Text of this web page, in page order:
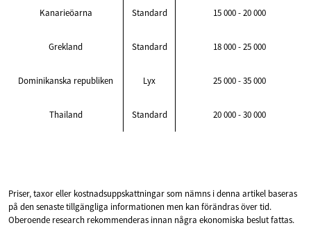
Kanarieöarna Standard 15 000 - 20 000
Grekland Standard 18 000 - 25 000
Dominikanska republiken Lyx 25 000 - 35 000
Thailand Standard 20 000 - 30 000
Priser, taxor eller kostnadsuppskattningar som nämns i denna artikel baseras
på den senaste tillgängliga informationen men kan förändras över tid.
Oberoende research rekommenderas innan några ekonomiska beslut fattas.